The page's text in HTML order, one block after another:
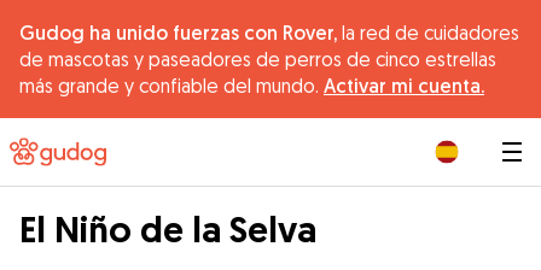
Gudog ha unido fuerzas con Rover, la red de cuidadores
de mascotas y paseadores de perros de cinco estrellas
más grande y confiable del mundo. Activar mi cuenta.
El Niño de la Selva